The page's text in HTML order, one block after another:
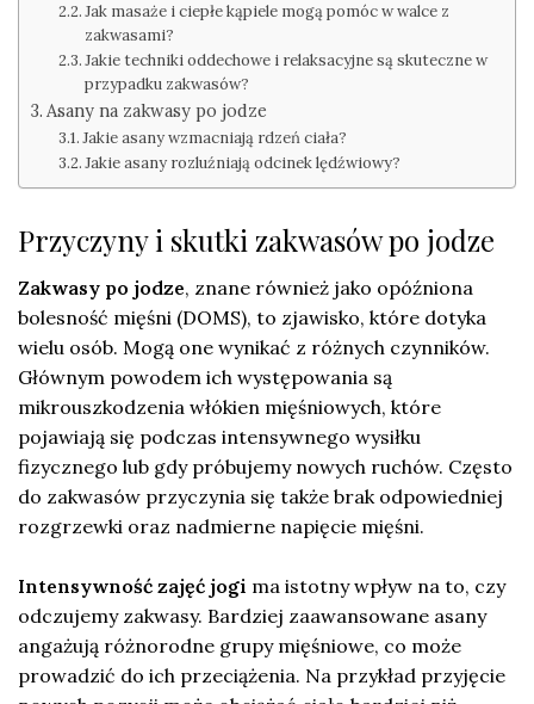
Jak masaże i ciepłe kąpiele mogą pomóc w walce z
zakwasami?
Jakie techniki oddechowe i relaksacyjne są skuteczne w
przypadku zakwasów?
Asany na zakwasy po jodze
Jakie asany wzmacniają rdzeń ciała?
Jakie asany rozluźniają odcinek lędźwiowy?
Przyczyny i skutki zakwasów po jodze
Zakwasy po jodze, znane również jako opóźniona
bolesność mięśni (DOMS), to zjawisko, które dotyka
wielu osób. Mogą one wynikać z różnych czynników.
Głównym powodem ich występowania są
mikrouszkodzenia włókien mięśniowych, które
pojawiają się podczas intensywnego wysiłku
fizycznego lub gdy próbujemy nowych ruchów. Często
do zakwasów przyczynia się także brak odpowiedniej
rozgrzewki oraz nadmierne napięcie mięśni.
Intensywność zajęć jogi ma istotny wpływ na to, czy
odczujemy zakwasy. Bardziej zaawansowane asany
angażują różnorodne grupy mięśniowe, co może
prowadzić do ich przeciążenia. Na przykład przyjęcie